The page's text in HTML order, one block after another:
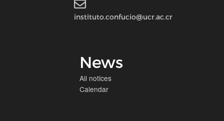
instituto.confucio@ucr.ac.cr
News
All notices
Calendar